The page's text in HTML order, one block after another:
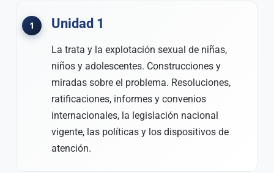
Unidad 1
La trata y la explotación sexual de niñas,
niños y adolescentes. Construcciones y
miradas sobre el problema. Resoluciones,
ratificaciones, informes y convenios
internacionales, la legislación nacional
vigente, las políticas y los dispositivos de
atención.